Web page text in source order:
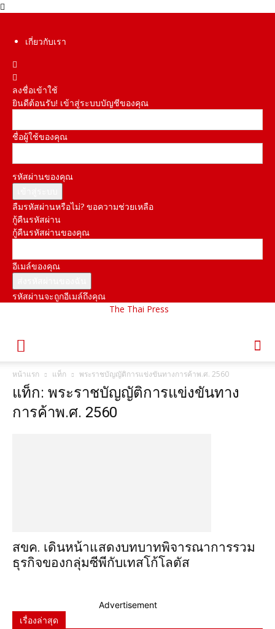
เกี่ยวกับเรา
ลงชื่อเข้าใช้
ยินดีต้อนรับ! เข้าสู่ระบบบัญชีของคุณ
ชื่อผู้ใช้ของคุณ
รหัสผ่านของคุณ
ลืมรหัสผ่านหรือไม่? ขอความช่วยเหลือ
กู้คืนรหัสผ่าน
กู้คืนรหัสผ่านของคุณ
อีเมล์ของคุณ
รหัสผ่านจะถูกอีเมล์ถึงคุณ
The Thai Press
หน้าแรก แท็ก พระราชบัญญัติการแข่งขันทางการค้าพ.ศ. 2560
แท็ก: พระราชบัญญัติการแข่งขันทาง
การค้าพ.ศ. 2560
สขค. เดินหน้าแสดงบทบาทพิจารณาการรวม
ธุรกิจของกลุ่มซีพีกับเทสโก้โลตัส
Advertisement
เรื่องล่าสุด